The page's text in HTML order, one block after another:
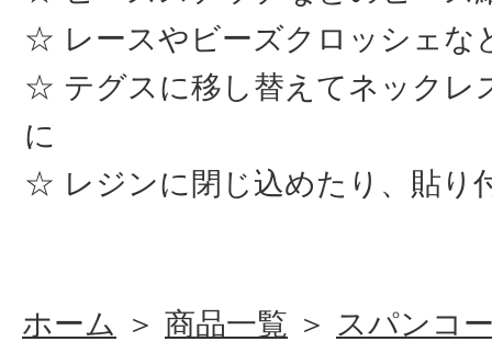
レースやビーズクロッシェな
テグスに移し替えてネックレ
に
レジンに閉じ込めたり、貼り
ホーム ＞ 商品一覧 ＞
スパンコ